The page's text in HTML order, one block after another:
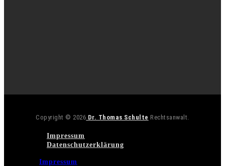
Copyright © 2026 Dr. Thomas Schulte Rechtsanwalt.
Impressum
Datenschutzerklärung
Impressum